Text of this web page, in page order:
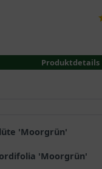
Produktdetails
'Moorgrün'
'Moorgrün'